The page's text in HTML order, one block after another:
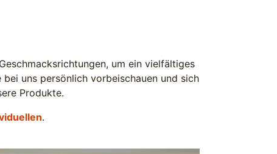
um ein vielfältiges
uns persönlich vorbeischauen und sich
Produkte.
.